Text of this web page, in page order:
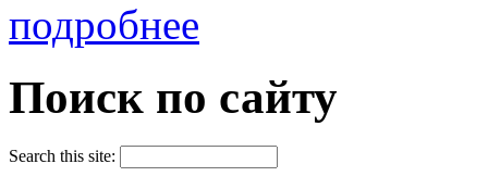
подробнее
Поиск по сайту
Search this site: